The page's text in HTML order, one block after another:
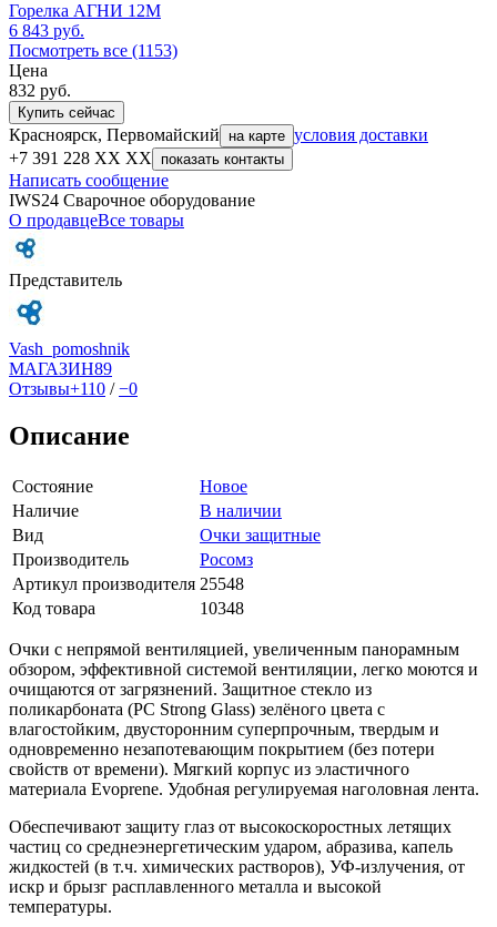
Горелка АГНИ 12М
6 843 руб.
Посмотреть все (1153)
Цена
832 руб.
Купить сейчас
Красноярск, Первомайский на карте условия доставки
+7 391 228 XX XX
показать контакты
Написать сообщение
IWS24 Сварочное оборудование
О продавцеВсе товары
Представитель
Vash_pomoshnik
МАГАЗИН89
Отзывы+110 /−0
Описание
Состояние
Новое
Наличие
В наличии
Вид
Очки защитные
Производитель
Росомз
Артикул производителя 25548
Код товара
10348
Очки с непрямой вентиляцией, увеличенным панорамным
обзором, эффективной системой вентиляции, легко моются и
очищаются от загрязнений. Защитное стекло из
поликарбоната (РС Strong Glass) зелёного цвета с
влагостойким, двусторонним суперпрочным, твердым и
одновременно незапотевающим покрытием (без потери
свойств от времени). Мягкий корпус из эластичного
материала Evoprene. Удобная регулируемая наголовная лента.
Обеспечивают защиту глаз от высокоскоростных летящих
частиц со среднеэнергетическим ударом, абразива, капель
жидкостей (в т.ч. химических растворов), УФ-излучения, от
искр и брызг расплавленного металла и высокой
температуры.